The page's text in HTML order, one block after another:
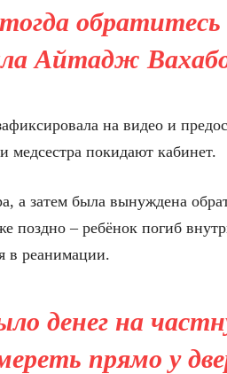
обратитесь
Айтадж
на видео и
медсестра покидают кабинет.
а затем была вынуждена
поздно – ребёнок погиб
в реанимации.
денег на
прямо у